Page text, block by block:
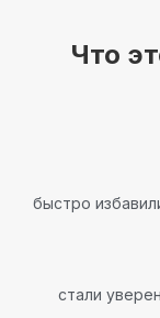
Что
быстро
стали